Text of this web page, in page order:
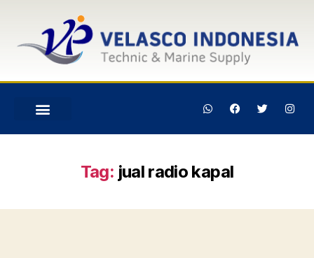
Tag: jual radio kapal